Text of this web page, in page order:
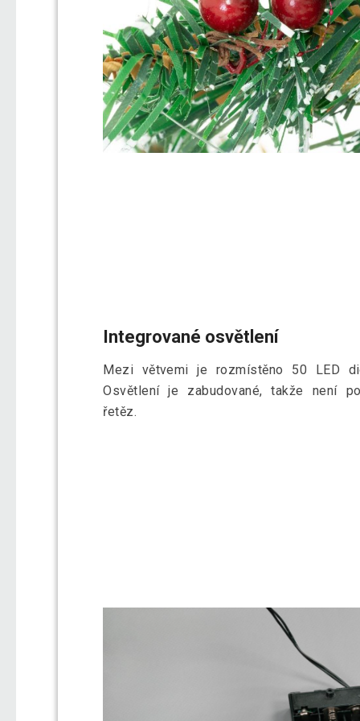
Integrované osvětlení
Mezi větvemi je rozmístěno 50 LED
Osvětlení je zabudované, takže není
řetěz.